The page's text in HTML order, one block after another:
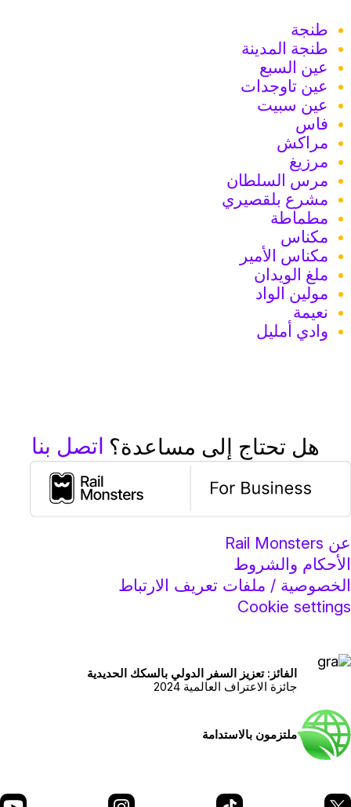
طنجة
طنجة المدينة
عين السبع
عين تاوجدات
عين سبيت
فاس
مراكش
مرزيغ
مرس السلطان
مشرع بلقصيري
مطماطة
مكناس
مكناس الأمير
ملغ الويدان
مولين الواد
نعيمة
وادي أمليل
هل تحتاج إلى مساعدة؟ اتصل بنا
عن Rail Monsters
الأحكام والشروط
الخصوصية / ملفات تعريف الارتباط
Cookie settings
الفائز: تعزيز السفر الدولي بالسكك الحديدية
جائزة الاعتراف العالمية 2024
ملتزمون بالاستدامة